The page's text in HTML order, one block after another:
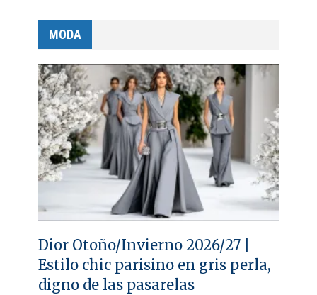
MODA
Dior Otoño/Invierno 2026/27 |
Estilo chic parisino en gris perla,
digno de las pasarelas